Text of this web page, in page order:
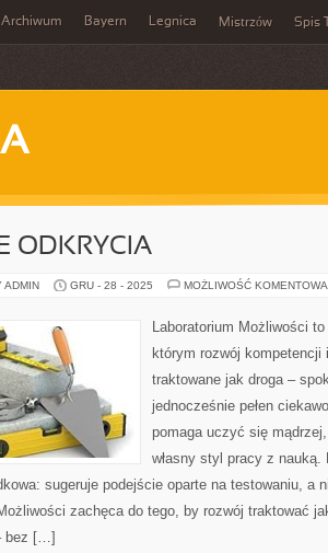
Archiwum Bayern Legnica Mistrzów Spis
ODKRYCIA
ADMIN GRU - 28 - 2025 MOŻLIWOŚĆ
Laboratorium Możliwości
którym rozwój
traktowane jak droga –
jednocześnie pełen
pomaga uczyć się
własny styl pracy z nauką.
sugeruje podejście oparte na testowaniu, a
zachęca do tego, by rozwój traktować
bez […]